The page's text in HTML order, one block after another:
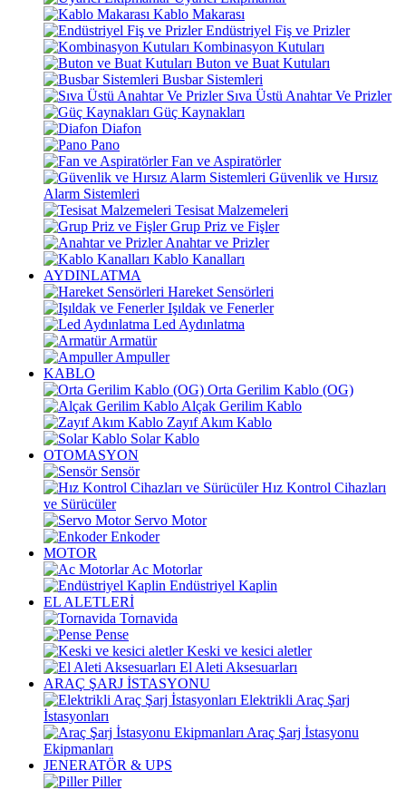
Kablo Makarası
Endüstriyel Fiş ve Prizler
Kombinasyon Kutuları
Buton ve Buat Kutuları
Busbar Sistemleri
Sıva Üstü Anahtar Ve Prizler
Güç Kaynakları
Diafon
Pano
Fan ve Aspiratörler
Güvenlik ve Hırsız
Alarm Sistemleri
Tesisat Malzemeleri
Grup Priz ve Fişler
Anahtar ve Prizler
Kablo Kanalları
AYDINLATMA
Hareket Sensörleri
Işıldak ve Fenerler
Led Aydınlatma
Armatür
Ampuller
KABLO
Orta Gerilim Kablo (OG)
Alçak Gerilim Kablo
Zayıf Akım Kablo
Solar Kablo
OTOMASYON
Sensör
Hız Kontrol Cihazları
ve Sürücüler
Servo Motor
Enkoder
MOTOR
Ac Motorlar
Endüstriyel Kaplin
EL ALETLERİ
Tornavida
Pense
Keski ve kesici aletler
El Aleti Aksesuarları
ARAÇ ŞARJ İSTASYONU
Elektrikli Araç Şarj
İstasyonları
Araç Şarj İstasyonu
Ekipmanları
JENERATÖR & UPS
Piller